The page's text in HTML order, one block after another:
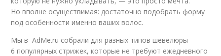
Но вполне осуществимая: достаточно подобрать форму
под особенности именно ваших волос.
Мы в AdMe.ru собрали для разных типов шевелюры
6 популярных стрижек, которые не требуют ежедневного